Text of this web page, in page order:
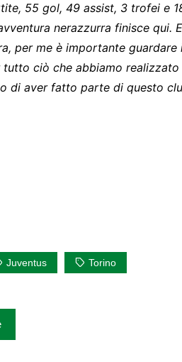
55 gol, 49 assist, 3 trofei e
nerazzurra finisce qui.
per me è importante
tutto ciò che abbiamo
di aver fatto parte di questo
Juventus Torino